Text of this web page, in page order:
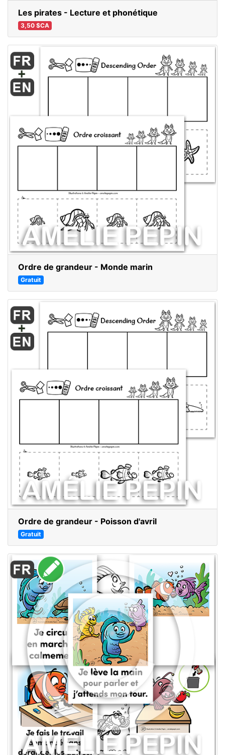
Les pirates - Lecture et phonétique
3,50 $CA
Ordre de grandeur - Monde marin
Gratuit
Ordre de grandeur - Poisson d'avril
Gratuit